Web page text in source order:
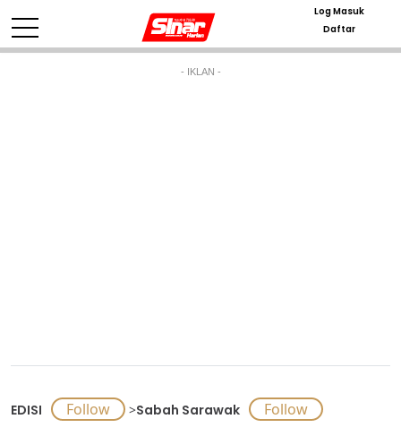
Log Masuk
Daftar
- IKLAN -
EDISI >Sabah Sarawak